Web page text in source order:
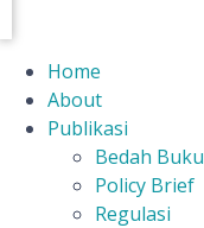
Home
About
Publikasi
Bedah Buku
Policy Brief
Regulasi